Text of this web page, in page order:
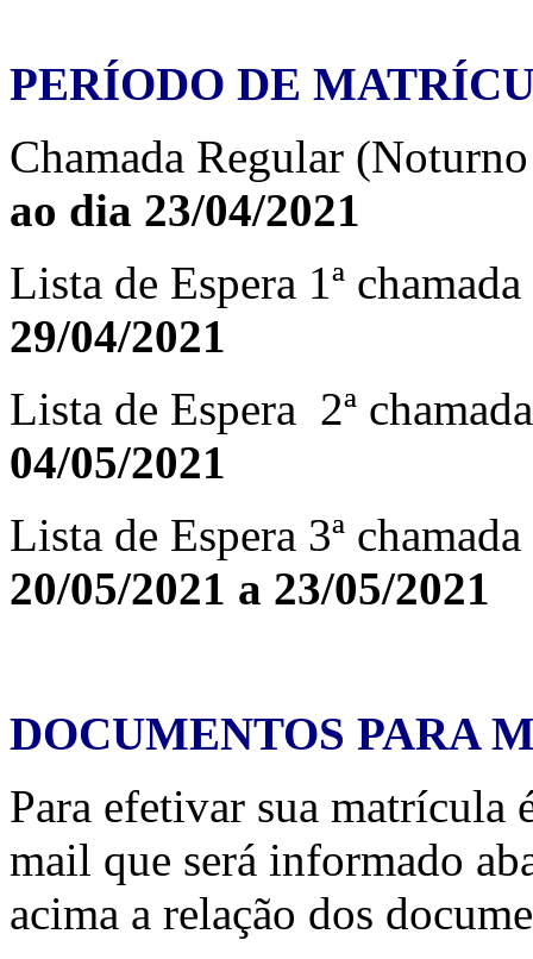
PERÍODO DE
Chamada Regular
ao dia 23/04/2021
Lista de Espera 1ª
29/04/2021
Lista de Espera 2ª
04/05/2021
Lista de Espera 3ª
20/05/2021 a 23/05/2021
DOCUMENTOS PARA
Para efetivar sua matrícula
mail que será informado
acima a relação dos